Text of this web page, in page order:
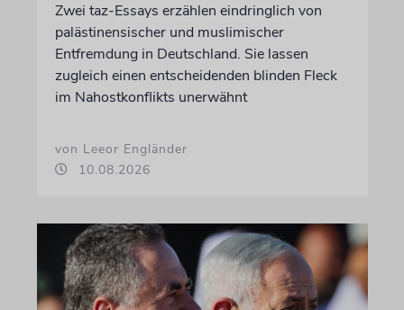
Zwei taz-Essays erzählen eindringlich von
palästinensischer und muslimischer
Entfremdung in Deutschland. Sie lassen
zugleich einen entscheidenden blinden Fleck
im Nahostkonflikts unerwähnt
von Leeor Engländer
10.08.2026